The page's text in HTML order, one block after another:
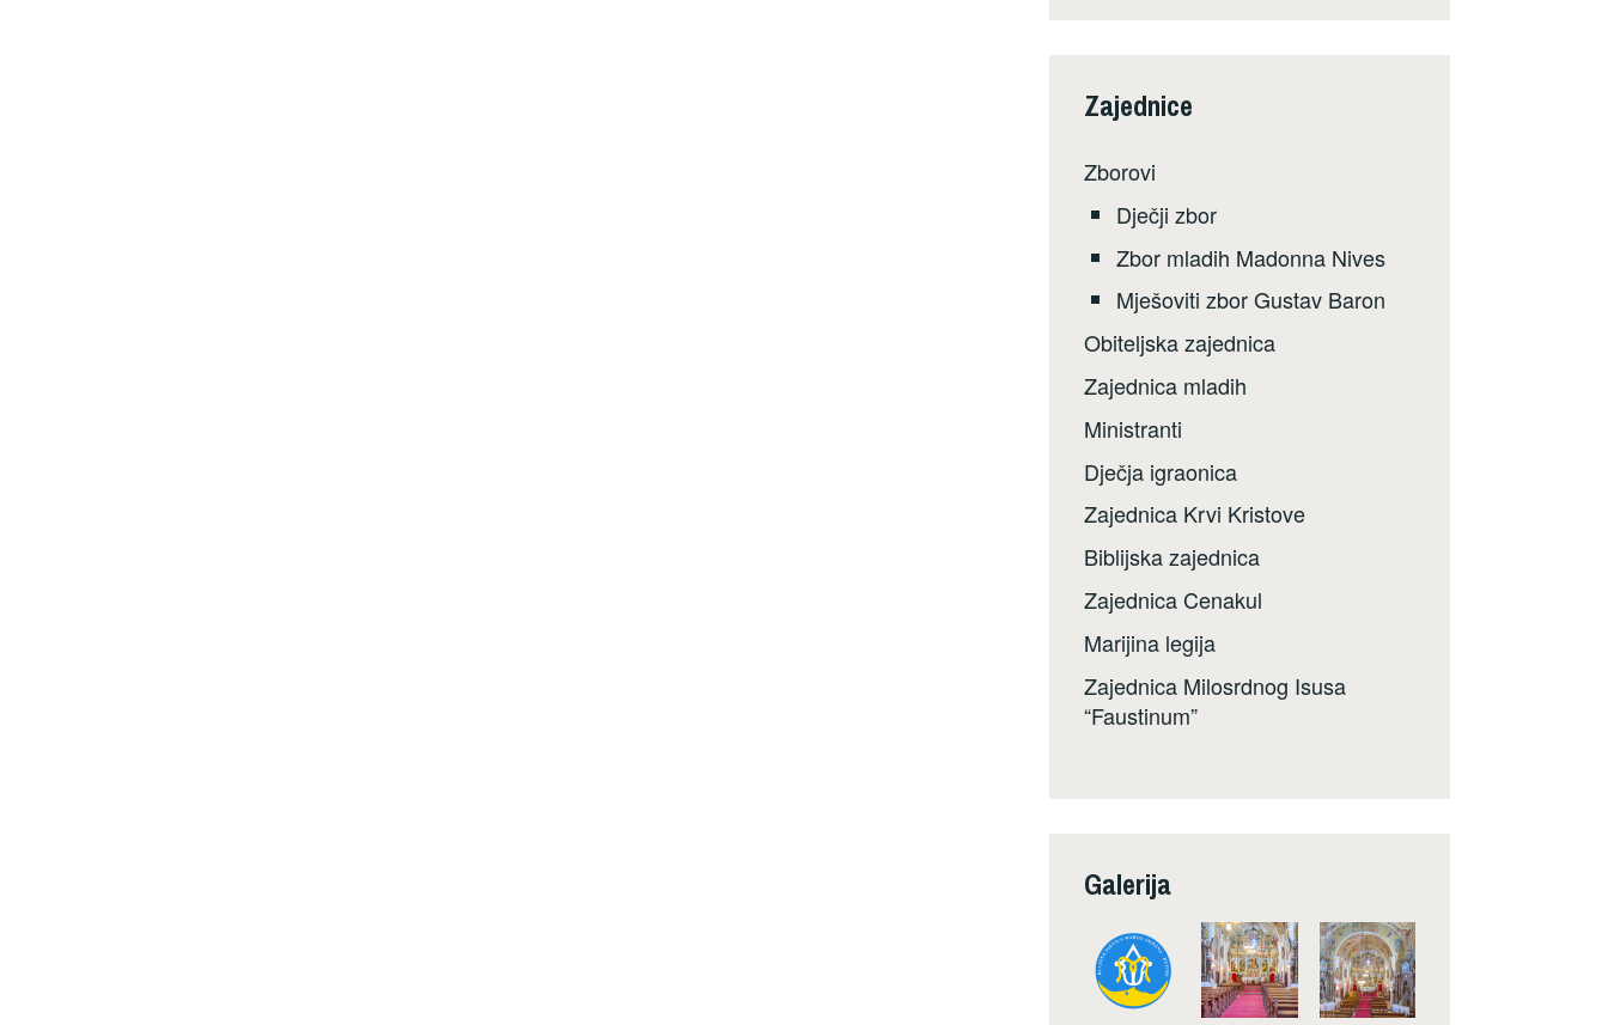
Zajednice
Zborovi
Dječji zbor
Zbor mladih Madonna Nives
Mješoviti zbor Gustav Baron
Obiteljska zajednica
Zajednica mladih
Ministranti
Dječja igraonica
Zajednica Krvi Kristove
Biblijska zajednica
Zajednica Cenakul
Marijina legija
Zajednica Milosrdnog Isusa
“Faustinum”
Galerija